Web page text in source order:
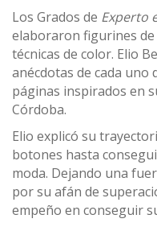
Los Grados de Experto
elaboraron figurines de
técnicas de color. Elio
anécdotas de cada uno
páginas inspirados en
Córdoba.
Elio explicó su
botones hasta
moda. Dejando una
por su afán de
empeño en conseguir